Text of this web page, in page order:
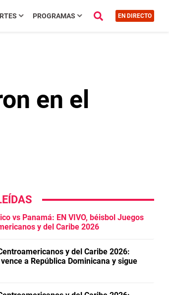
PROGRAMAS EN DIRECTO
en el
vs Panamá: EN VIVO, béisbol Juegos
y del Caribe 2026
y del Caribe 2026:
a República Dominicana y sigue